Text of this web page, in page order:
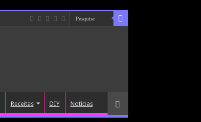
Receitas DIY Notícias